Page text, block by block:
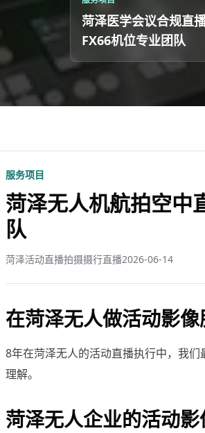
菏泽医学会议合规直
FX66机位专业团队
服务项目
菏泽无人机航拍空中
队
菏泽活动直播拍摄摄行直播2026-06-14
在菏泽无人做活动影
8年在菏泽无人的活动直播执行中，我
理解。
菏泽无人企业的活动